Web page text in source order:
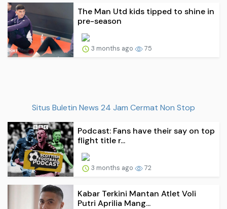
The Man Utd kids tipped to shine in
pre-season
3 months ago 75
Situs Buletin News 24 Jam Cermat Non Stop
Podcast: Fans have their say on top
flight title r...
3 months ago 72
Kabar Terkini Mantan Atlet Voli
Putri Aprilia Mang...